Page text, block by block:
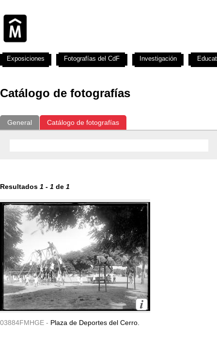
Catálogo de fotografías
General Catálogo de fotografías
Resultados 1 - 1 de 1
03884FMHGE - Plaza de Deportes del Cerro.
Exposiciones Fotografías del CdF Investigación